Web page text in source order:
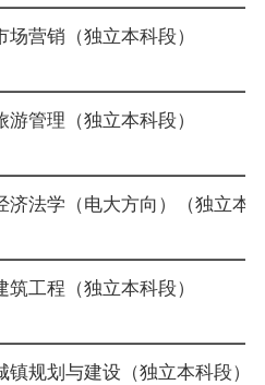
场营销（独立本科段）
游管理（独立本科段）
济法学（电大方向）（独立本
筑工程（独立本科段）
镇规划与建设（独立本科段）